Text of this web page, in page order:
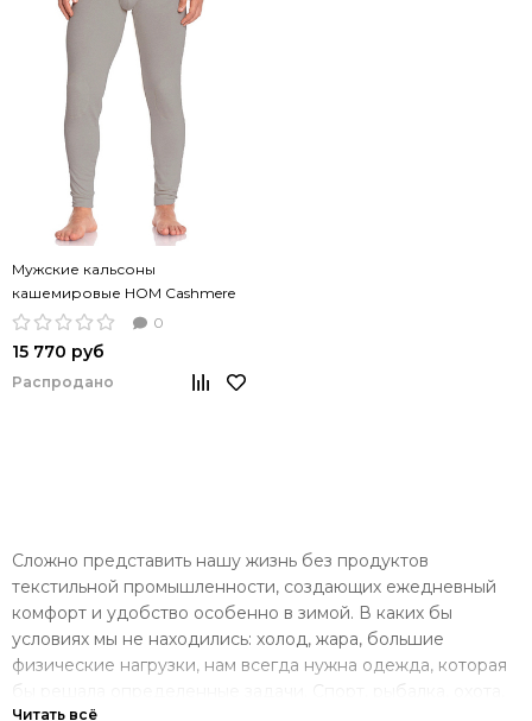
Мужские кальсоны
кашемировые HOM Cashmere
Touch серый цвет
0
15 770 руб
Распродано
Сложно представить нашу жизнь без продуктов
текстильной промышленности, создающих ежедневный
комфорт и удобство особенно в зимой. В каких бы
условиях мы не находились: холод, жара, большие
физические нагрузки, нам всегда нужна одежда, которая
бы решала определенные задачи. Спорт, рыбалка, охота,